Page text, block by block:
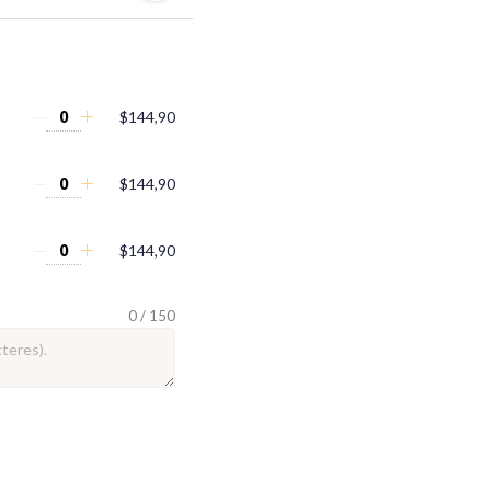
$144,90
$144,90
$144,90
0 / 150